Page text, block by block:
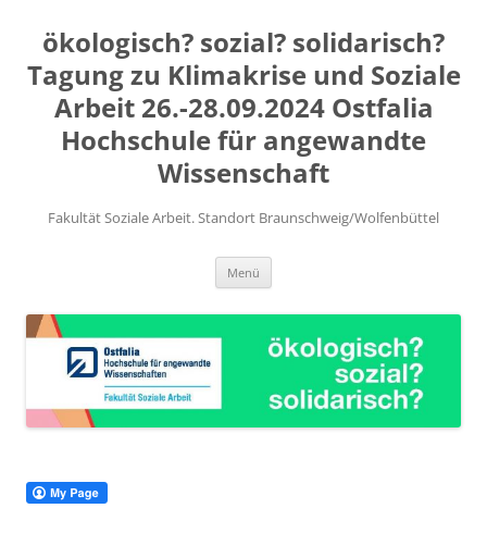
ökologisch? sozial? solidarisch?
Tagung zu Klimakrise und Soziale
Arbeit 26.-28.09.2024 Ostfalia
Hochschule für angewandte
Wissenschaft
Fakultät Soziale Arbeit. Standort Braunschweig/Wolfenbüttel
Menü